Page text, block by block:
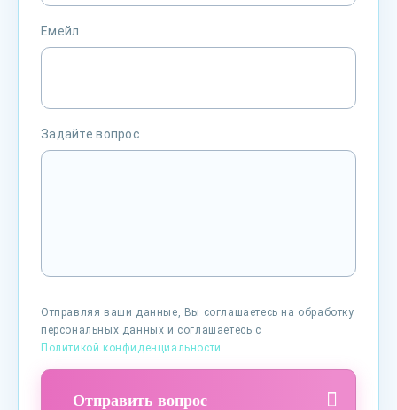
Емейл
Задайте вопрос
Отправляя ваши данные, Вы соглашаетесь на обработку
персональных данных и соглашаетесь с
Политикой конфиденциальности .
Отправить вопрос